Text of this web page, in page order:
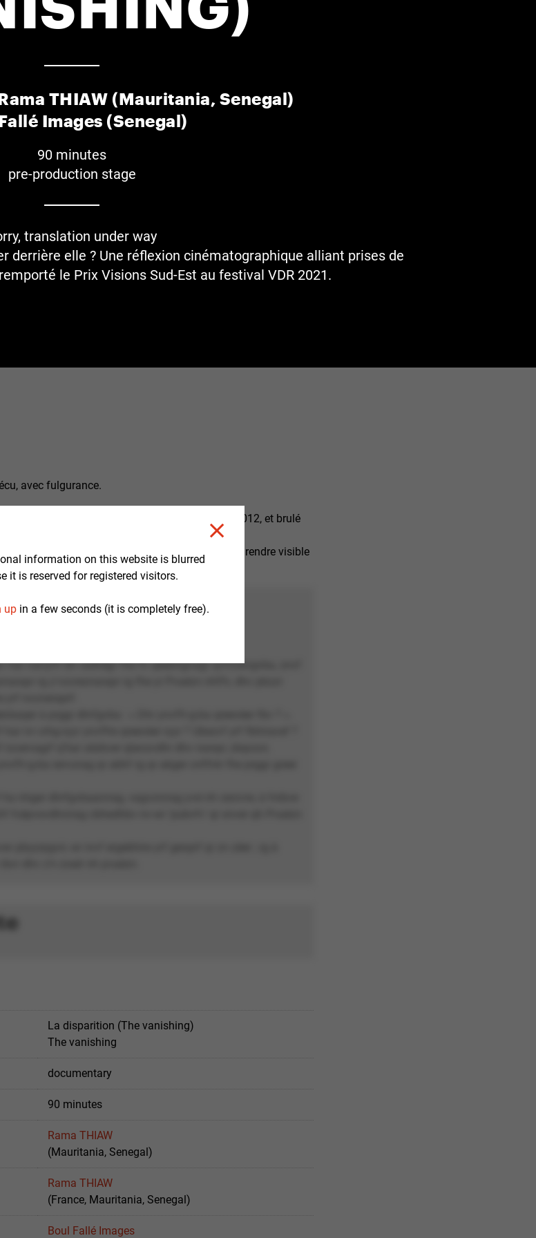
THIAW (Mauritania, Senegal)
Images (Senegal)
90 minutes
pre-production stage
translation under way
derrière elle ? Une réflexion cinématographique alliant prises de
le Prix Visions Sud-Est au festival VDR 2021.
avec fulgurance.
qui a traversé la moitié d’un siècle de 1960 à 2012, et brulé
que la soumission ?
les apparences ; alors filmer La Disparition, c’est rendre visible
un désir de cinéma, le mien.
har nanylfr bh radhêgr fhe fn qéebhgnagr qvfcnevgvba, znvf
La disparition (The vanishing)
The vanishing
documentary
90 minutes
Rama THIAW
(Mauritania, Senegal)
Rama THIAW
(France, Mauritania, Senegal)
Boul Fallé Images
information on this website is blurred
it is reserved for registered visitors.
upin a few seconds (it is completely free).